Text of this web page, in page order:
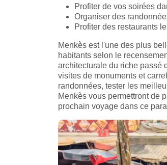
Profiter de vos soirées
Organiser des
Profiter des restaurants
Menkès est l'une des plus
habitants selon le
architecturale du riche passé
visites de monuments et
randonnées, tester les
Menkès vous permettront de
prochain voyage dans ce